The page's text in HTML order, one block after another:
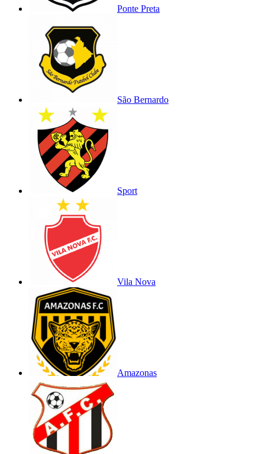
Ponte Preta
São Bernardo
Sport
Vila Nova
Amazonas